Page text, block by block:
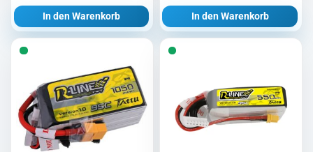
In den Warenkorb In den Warenkorb